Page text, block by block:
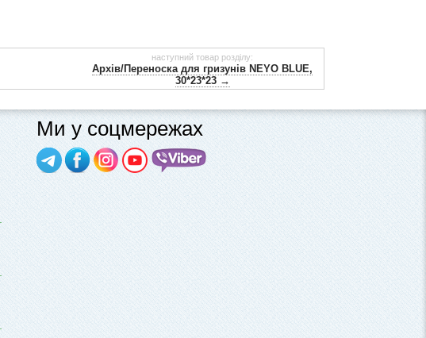
наступний товар розділу:
Архів/Переноска для гризунів NEYO BLUE,
30*23*23 →
Ми у соцмережах